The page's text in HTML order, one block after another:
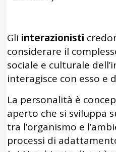
Gli interazionisti
considerare il
sociale e culturale
interagisce con esso e
La personalità è
aperto che si sviluppa
tra l’organismo e
processi di